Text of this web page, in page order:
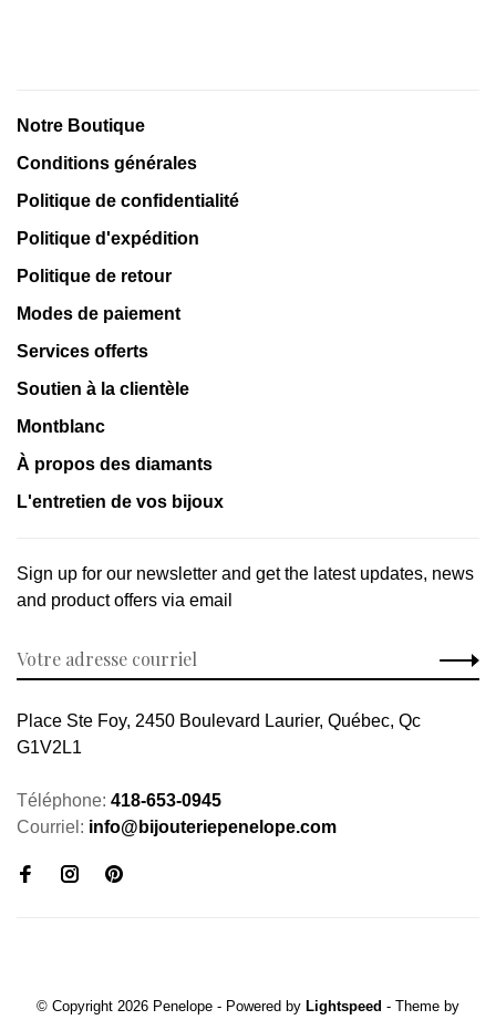
Notre Boutique
Conditions générales
Politique de confidentialité
Politique d'expédition
Politique de retour
Modes de paiement
Services offerts
Soutien à la clientèle
Montblanc
À propos des diamants
L'entretien de vos bijoux
Sign up for our newsletter and get the latest updates, news
and product offers via email
Place Ste Foy, 2450 Boulevard Laurier, Québec, Qc
G1V2L1
Téléphone: 418-653-0945
Courriel: info@bijouteriepenelope.com
© Copyright 2026 Penelope - Powered by Lightspeed - Theme by